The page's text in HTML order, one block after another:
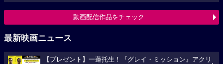
動画配信作品をチェック
最新映画ニュース
【プレゼント】一蓮托生！『グレイ・ミッション』アクリ